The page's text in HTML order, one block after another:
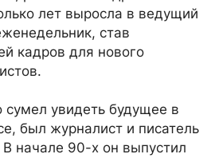
лет выросла в ведущий
став
кадров для нового
сумел увидеть будущее в
был журналист и писатель
начале 90-х он выпустил